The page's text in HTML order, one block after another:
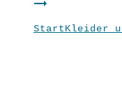
“
“In
StartKleider